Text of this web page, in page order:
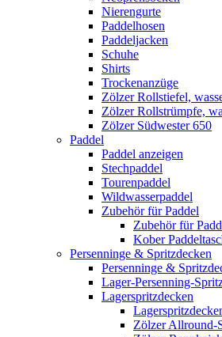
Nierengurte
Paddelhosen
Paddeljacken
Schuhe
Shirts
Trockenanzüge
Zölzer Rollstiefel,
Zölzer Rollstrümpfe,
Zölzer Südwester 650
Paddel
Paddel anzeigen
Stechpaddel
Tourenpaddel
Wildwasserpaddel
Zubehör für Paddel
Zubehör für
Kober
Persenninge & Spritzdecken
Persenninge &
Lager-Persenning-
Lagerspritzdecken
Zölzer Allround-